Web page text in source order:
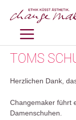
Inhalt
MENÜ
TOMS
Herzlichen Dank,
Changemaker führt
Damenschuhen.